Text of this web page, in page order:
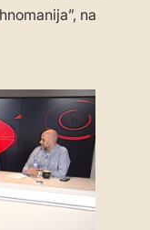
na